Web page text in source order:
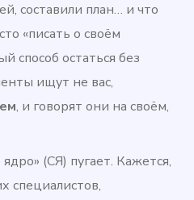
составили план… и что
«писать о своём
способ остаться без
ищут не вас,
, и говорят они на своём,
(СЯ) пугает. Кажется,
специалистов,